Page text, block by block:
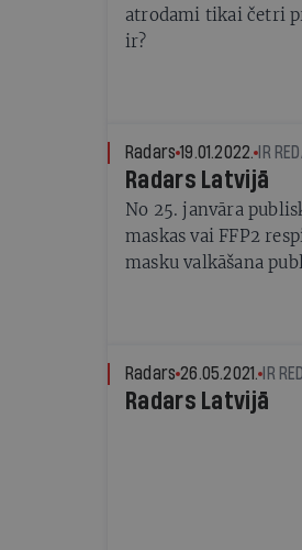
atrodami tikai četri
ir?
Radars 19.01.2022. IR
Radars Latvijā
No 25. janvāra
maskas vai FFP2
masku valkāšana
kā iepriekš, informē
Radars 26.05.2021. IR
Radars Latvijā